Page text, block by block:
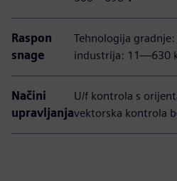
Raspon
snage
Tehnologija
industrija: 11—630
Načini
upravljanja
U/f kontrola s
vektorska kontrola